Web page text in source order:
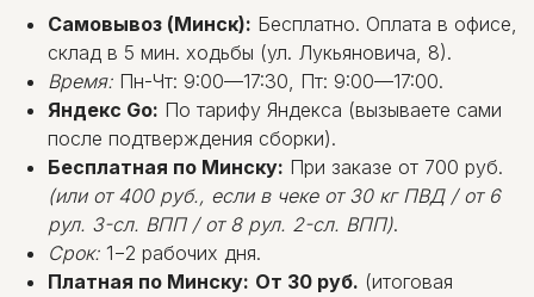
Самовывоз (Минск): Бесплатно. Оплата в офисе,
склад в 5 мин. ходьбы (ул. Лукьяновича, 8).
Время: Пн-Чт: 9:00—17:30, Пт: 9:00—17:00.
Яндекс Go: По тарифу Яндекса (вызываете сами
после подтверждения сборки).
Бесплатная по Минску: При заказе от 700 руб.
(или от 400 руб., если в чеке от 30 кг ПВД / от 6
рул. 3-сл. ВПП / от 8 рул. 2-сл. ВПП).
Срок: 1−2 рабочих дня.
Платная по Минску: От 30 руб. (итоговая